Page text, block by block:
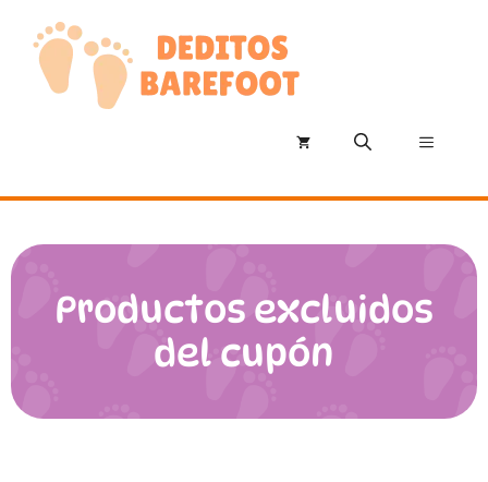
contenido
Menú
Productos excluidos
del cupón